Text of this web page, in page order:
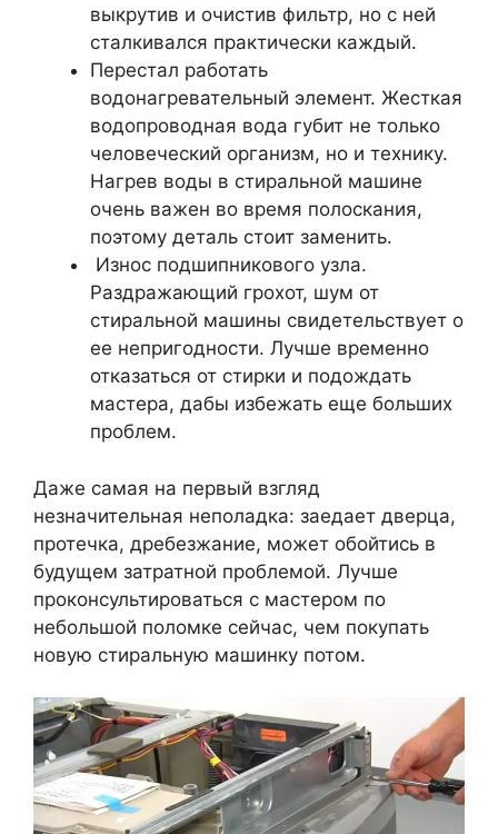
выкрутив и очистив фильтр, но с ней
сталкивался практически каждый.
Перестал работать
водонагревательный элемент. Жесткая
водопроводная вода губит не только
человеческий организм, но и технику.
Нагрев воды в стиральной машине
очень важен во время полоскания,
поэтому деталь стоит заменить.
Износ подшипникового узла.
Раздражающий грохот, шум от
стиральной машины свидетельствует о
ее непригодности. Лучше временно
отказаться от стирки и подождать
мастера, дабы избежать еще больших
проблем.
Даже самая на первый взгляд
незначительная неполадка: заедает дверца,
протечка, дребезжание, может обойтись в
будущем затратной проблемой. Лучше
проконсультироваться с мастером по
небольшой поломке сейчас, чем покупать
новую стиральную машинку потом.